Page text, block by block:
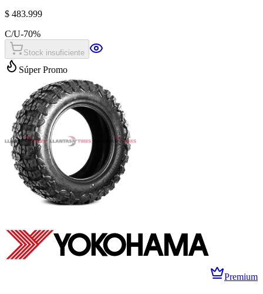
$ 483.999
C/U-70%
Stock insuficiente
Súper Promo
Premium